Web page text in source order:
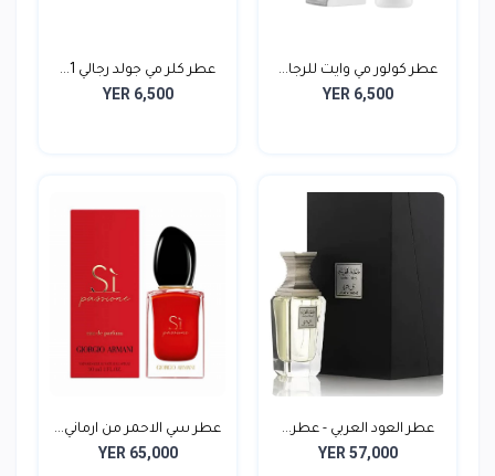
عطر كولور مي وايت للرجا...
YER 6,500
عطر كلر مي جولد رجالي 1...
YER 6,500
عطر العود العربي - عطر...
YER 57,000
عطر سي الاحمر من ارماني...
YER 65,000